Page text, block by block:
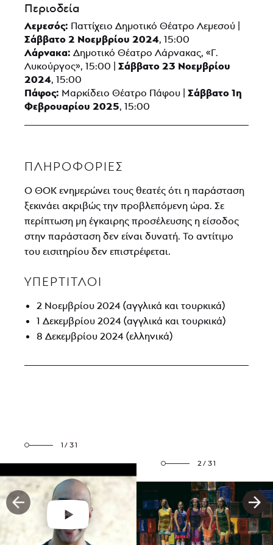
Περιοδεία
Λεμεσός: Παττίχειο Δημοτικό Θέατρο Λεμεσού |
Σάββατο 2 Νοεμβρίου 2024, 15:00
Λάρνακα: Δημοτικό Θέατρο Λάρνακας, «Γ.
Λυκούργος», 15:00 | Σάββατο 23 Νοεμβρίου
2024, 15:00
Πάφος: Μαρκίδειο Θέατρο Πάφου | Σάββατο 1η
Φεβρουαρίου 2025, 15:00
ΠΛΗΡΟΦΟΡΊΕΣ
Ο ΘΟΚ ενημερώνει τους θεατές ότι η παράσταση
ξεκινάει ακριβώς την προβλεπόμενη ώρα. Σε
περίπτωση μη έγκαιρης προσέλευσης η είσοδος
στην παράσταση δεν είναι δυνατή. Το αντίτιμο
του εισιτηρίου δεν επιστρέφεται.
ΥΠΕΡΤΙΤΛΟΙ
2 Νοεμβρίου 2024 (αγγλικά και τουρκικά)
1 Δεκεμβρίου 2024 (αγγλικά και τουρκικά)
8 Δεκεμβρίου 2024 (ελληνικά)
1/31
2/31